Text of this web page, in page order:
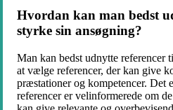
Hvordan kan man bedst
styrke sin ansøgning?
Man kan bedst udnytte referencer
at vælge referencer, der kan give
præstationer og kompetencer. Det
referencer er velinformerede om